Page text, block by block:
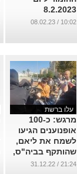
8.2.2023
...
10:02 / 08.02.23
עלו ברשת
מרגש: כ-100
אופנוענים הגיעו
לשמח את ליאם,
שהותקף בביה"ס,
והפתיעו אותו ביום
21:24 / 31.12.22